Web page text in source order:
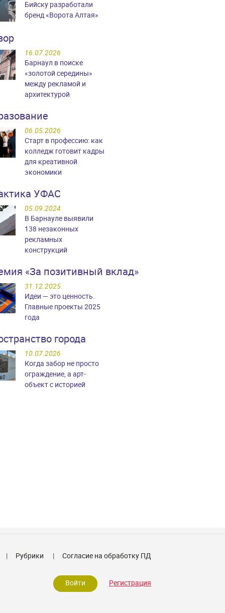
Бийску разработали
бренд «Ворота Алтая»
16.07.2026
Барнаул в поиске
«золотой середины»
между рекламой и
архитектурой
06.05.2026
Старт в профессию: как
колледж готовит кадры
для креативной
экономики
УФАС
05.09.2024
В Барнауле выявили
138 незаконных
рекламных
конструкций
«За позитивный вклад»
31.12.2025
Идеи — это ценность.
Главные проекты 2025
года
города
10.07.2026
Когда забор не просто
ограждение, а арт-
объект с историей
Рубрики Согласие на обработку ПД
Войти Регистрация